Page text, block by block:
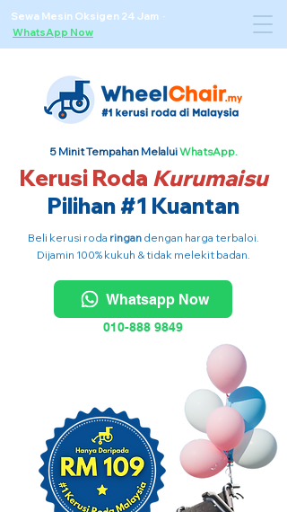
Sewa Mesin Oksigen 24 Jam ·
WhatsApp Now
5 Minit Tempahan MelaluiWhatsApp.
Kerusi Roda Kurumaisu
Pilihan #1 Kuantan
Beli kerusi roda ringan dengan harga terbaloi.
Dijamin 100% kukuh & tidak melekit badan.
Whatsapp Now
010-888 9849